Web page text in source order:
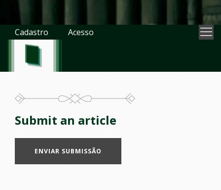
Cadastro Acesso
Submit an article
ENVIAR SUBMISSÃO